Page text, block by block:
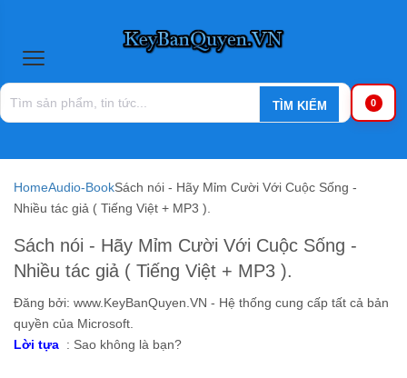
0
HomeAudio-BookSách nói - Hãy Mỉm Cười Với Cuộc Sống -
Nhiều tác giả ( Tiếng Việt + MP3 ).
Sách nói - Hãy Mỉm Cười Với Cuộc Sống -
Nhiều tác giả ( Tiếng Việt + MP3 ).
Đăng bởi: www.KeyBanQuyen.VN - Hệ thống cung cấp tất cả bản
quyền của Microsoft.
Lời tựa : Sao không là bạn?